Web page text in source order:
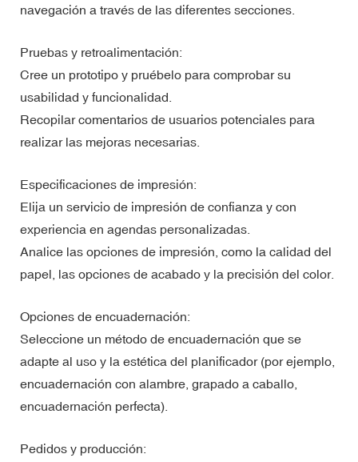
navegación a través de las diferentes secciones.
Pruebas y retroalimentación:
Cree un prototipo y pruébelo para comprobar su
usabilidad y funcionalidad.
Recopilar comentarios de usuarios potenciales para
realizar las mejoras necesarias.
Especificaciones de impresión:
Elija un servicio de impresión de confianza y con
experiencia en agendas personalizadas.
Analice las opciones de impresión, como la calidad del
papel, las opciones de acabado y la precisión del color.
Opciones de encuadernación:
Seleccione un método de encuadernación que se
adapte al uso y la estética del planificador (por ejemplo,
encuadernación con alambre, grapado a caballo,
encuadernación perfecta).
Pedidos y producción: